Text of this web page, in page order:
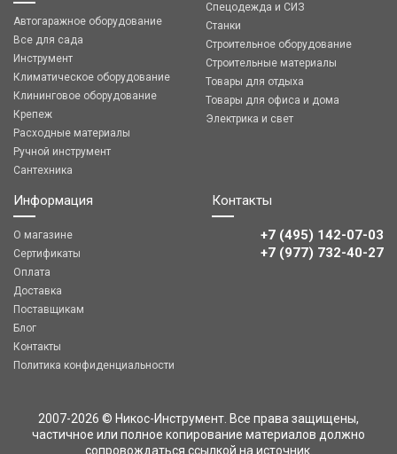
Автогаражное оборудование
Все для сада
Инструмент
Климатическое оборудование
Клининговое оборудование
Крепеж
Расходные материалы
Ручной инструмент
Сантехника
Спецодежда и СИЗ
Станки
Строительное оборудование
Строительные материалы
Товары для отдыха
Товары для офиса и дома
Электрика и свет
Информация
О магазине
Сертификаты
Оплата
Доставка
Поставщикам
Блог
Контакты
Политика конфиденциальности
Контакты
+7 (495) 142-07-03
‎‎+7 (977) 732-40-27
2007-2026 © Никос-Инструмент. Все права защищены,
частичное или полное копирование материалов должно
сопровождаться ссылкой на источник.